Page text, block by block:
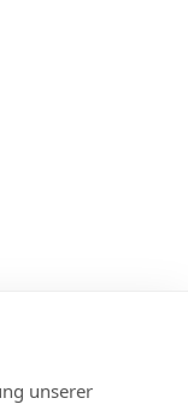
unserer